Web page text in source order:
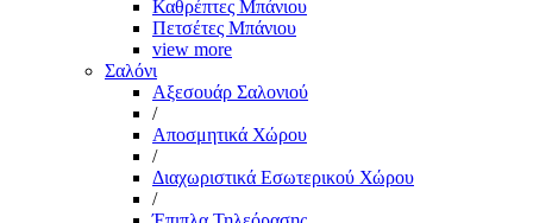
Καθρέπτες Μπάνιου
Πετσέτες Μπάνιου
view more
Σαλόνι
Αξεσουάρ Σαλονιού
/
Αποσμητικά Χώρου
/
Διαχωριστικά Εσωτερικού Χώρου
/